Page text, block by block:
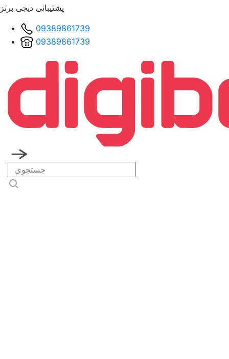
پشتیبانی دیجی برنز
09389861739
09389861739